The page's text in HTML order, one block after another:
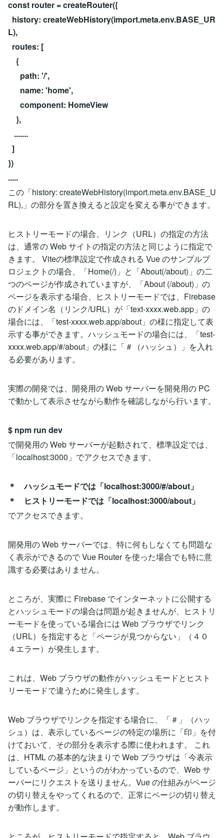
const router = createRouter({
history: createWebHistory(import.meta.env.BASE_UR
L),
routes: [
{
path: '/',
name: 'home',
component: HomeView
},
.......
]
})
.....
この「history: createWebHistory(import.meta.env.BASE_U
RL),」の部分を置き換えると設定を変える事ができます。
ヒストリーモードの場合、リンク（URL）の指定の方法
は、通常の Web サイトの指定の方法と同じように指定で
きます。 Viteの標準設定で作成される Vue のサンプルプ
ロジェクトの場合、「Home(/)」と「About(/about)」の二
つのページが作成されていますが、「About (/about)」の
ページを表示する場合、ヒストリーモードでは、Firebase
のドメイン名（リンク/URL）が「text-xxxx.web.app」の
場合には、「test-xxxx.web.app/about」の様に指定して表
示する事ができます。ハッシュモードの場合には、「test-
xxxx.web.app/#/about」の様に「＃（ハッシュ）」を入れ
る必要があります。
実際の開発では、開発用の Web サーバーを開発用の PC
で動かして表示させながら動作を確認しながら行います。
$ npm run dev
で開発用の Web サーバーが起動されて、標準設定では、
「localhost:3000」でアクセスできます。
＊ ハッシュモードでは「localhost:3000/#/about」
＊ ヒストリーモードでは「localhost:3000/about」
でアクセスできます。
開発用の Web サーバーでは、特に何もしなくても問題な
く表示ができるので Vue Router を使った場合でも特に意
識する必要はありません。
ところが、実際に Firebase でインターネットに公開する
とハッシュモードの場合は問題が起きませんが、ヒストリ
ーモードを使っている場合には Web ブラウザでリンク
（URL）を指定すると「ページが見つからない」（４０
４エラー）が発生します。
これは、Web ブラウザの動作がハッシュモードとヒスト
リーモードで違うために発生します。
Web ブラウザでリンクを指定する場合に、「＃」（ハッ
シュ）は、表示しているページの特定の場所に「印」を付
けておいて、その部分を表示する際に使われます。 これ
は、HTML の基本的な決まりで Web ブラウザは「今表示
しているページ」というのがわかっているので、Web サ
ーバーにリクエストを送りません。Vue の仕組みがページ
の切り替えをやってくれるので、正常にページの切り替え
が動作します。